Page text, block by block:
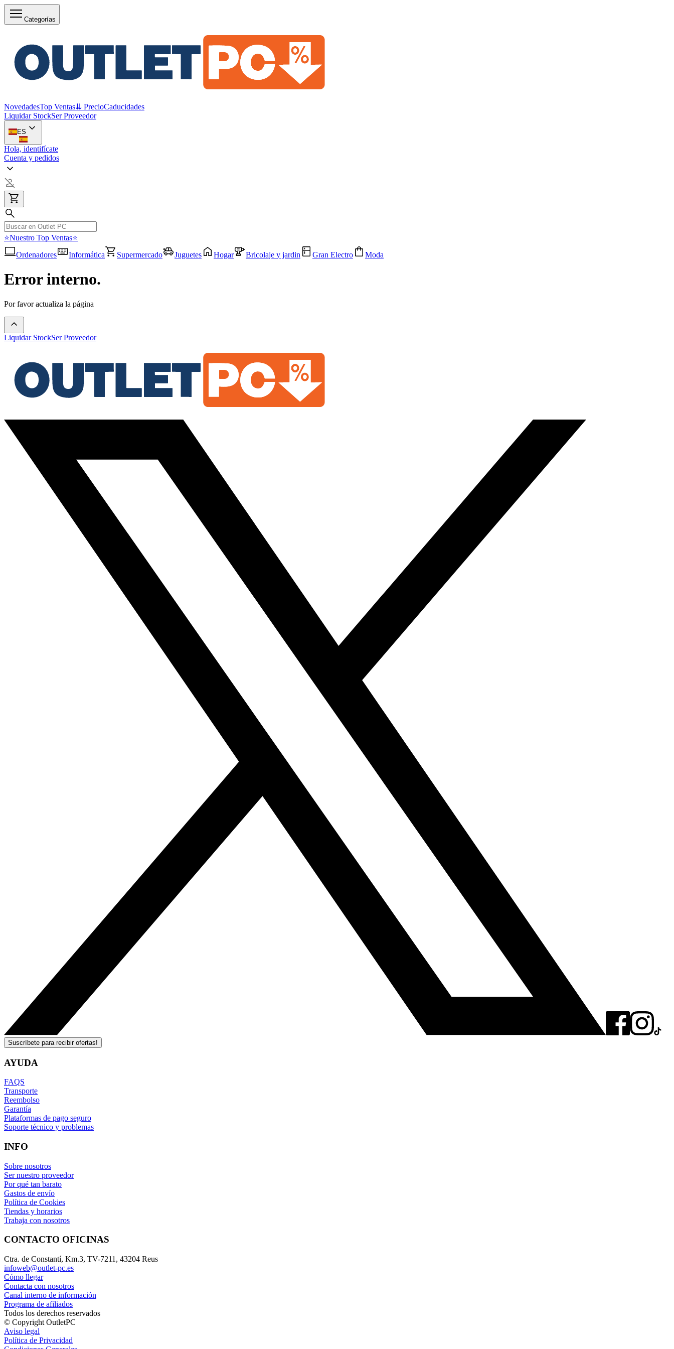
Categorías
NovedadesTop Ventas⇊ PrecioCaducidades
Liquidar StockSer Proveedor
ES
Hola, identifícate
Cuenta y pedidos
⭐Nuestro Top Ventas⭐
Ordenadores
Informática Supermercado Juguetes Hogar Bricolaje y jardin Gran Electro Moda
Error interno.
Por favor actualiza la página
Liquidar StockSer Proveedor
Suscríbete para recibir ofertas!
AYUDA
FAQS
Transporte
Reembolso
Garantía
Plataformas de pago seguro
Soporte técnico y problemas
INFO
Sobre nosotros
Ser nuestro proveedor
Por qué tan barato
Gastos de envío
Política de Cookies
Tiendas y horarios
Trabaja con nosotros
CONTACTO OFICINAS
Ctra. de Constantí, Km.3, TV-7211, 43204 Reus
infoweb@outlet-pc.es
Cómo llegar
Contacta con nosotros
Canal interno de información
Programa de afiliados
Todos los derechos reservados
© Copyright OutletPC
Aviso legal
Política de Privacidad